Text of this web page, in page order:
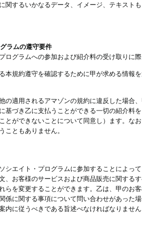
関するいかなるデータ、イメージ、テキス
ラムの遵守要件
ログラムへの参加および紹介料の受け取りに
本規約遵守を確認するために甲が求める情報
の適用されるアマゾンの規約に違反した場合
基づき乙に支払うことができる一切の紹介料
とができないことについて同意し）ます。な
こともありません。
シエイト・プログラムに参加することによっ
、お客様のサービスおよび商品販売に関する
らを変更することができます。乙は、甲のお
係に関する事項について問い合わせがあった
内に従うべきである旨述べなければなりませ